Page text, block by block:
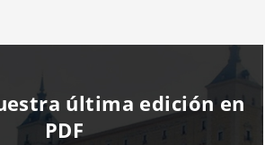
última edición en
PDF